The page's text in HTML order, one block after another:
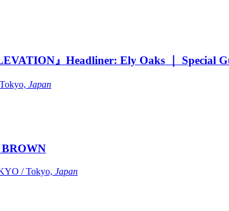
』Headliner: Ely Oaks ｜ Special
Japan
/ Tokyo, Japan